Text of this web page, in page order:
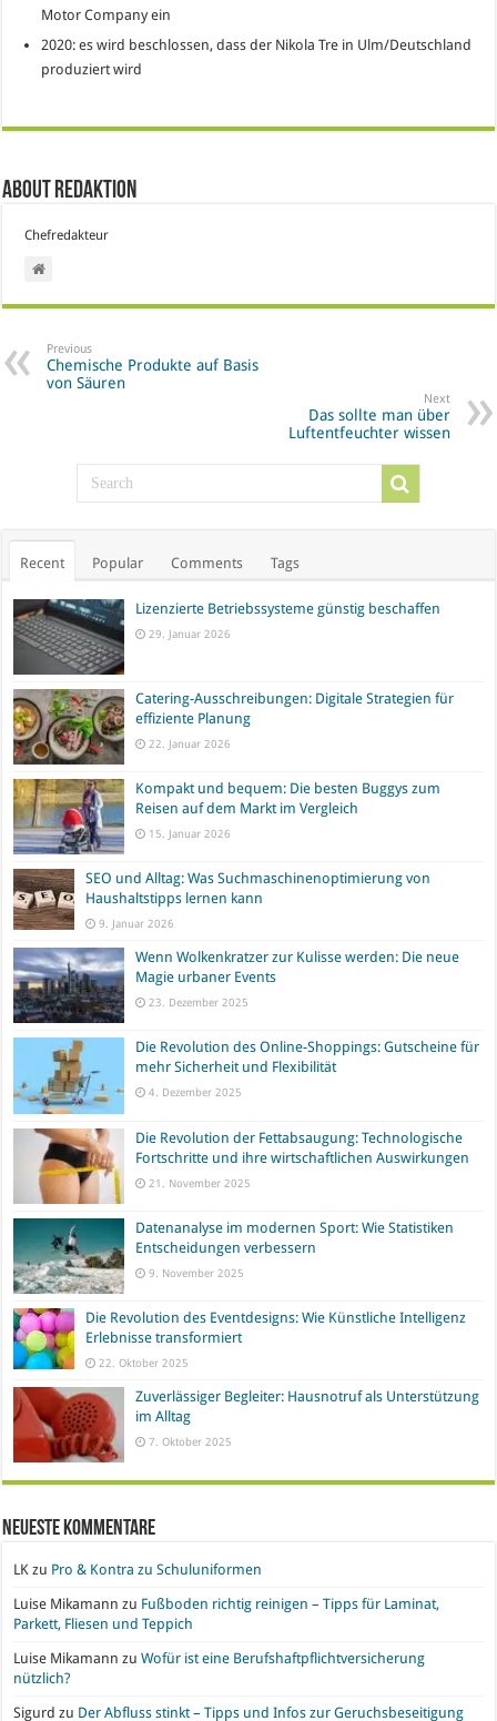
Motor Company ein
2020: es wird beschlossen, dass der Nikola Tre in Ulm/Deutschland
produziert wird
About Redaktion
Chefredakteur
Previous
Chemische Produkte auf Basis
von Säuren
Next
Das sollte man über
Luftentfeuchter wissen
Recent Popular Comments Tags
Lizenzierte Betriebssysteme günstig beschaffen
29. Januar 2026
Catering-Ausschreibungen: Digitale Strategien für
effiziente Planung
22. Januar 2026
Kompakt und bequem: Die besten Buggys zum
Reisen auf dem Markt im Vergleich
15. Januar 2026
SEO und Alltag: Was Suchmaschinenoptimierung von
Haushaltstipps lernen kann
9. Januar 2026
Wenn Wolkenkratzer zur Kulisse werden: Die neue
Magie urbaner Events
23. Dezember 2025
Die Revolution des Online-Shoppings: Gutscheine für
mehr Sicherheit und Flexibilität
4. Dezember 2025
Die Revolution der Fettabsaugung: Technologische
Fortschritte und ihre wirtschaftlichen Auswirkungen
21. November 2025
Datenanalyse im modernen Sport: Wie Statistiken
Entscheidungen verbessern
9. November 2025
Die Revolution des Eventdesigns: Wie Künstliche Intelligenz
Erlebnisse transformiert
22. Oktober 2025
Zuverlässiger Begleiter: Hausnotruf als Unterstützung
im Alltag
7. Oktober 2025
Neueste Kommentare
LK zu Pro & Kontra zu Schuluniformen
Luise Mikamann zu Fußboden richtig reinigen – Tipps für Laminat,
Parkett, Fliesen und Teppich
Luise Mikamann zuWofür ist eine Berufshaftpflichtversicherung
nützlich?
Sigurd zu Der Abfluss stinkt – Tipps und Infos zur Geruchsbeseitigung